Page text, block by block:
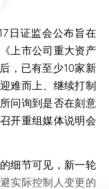
证监会公布旨在
上市公司重大资产
，已有至少10家新
难而上、继续打制
问询到是否在刻意
开重组媒体说明会
细节可见，新一轮
实际控制人变更的